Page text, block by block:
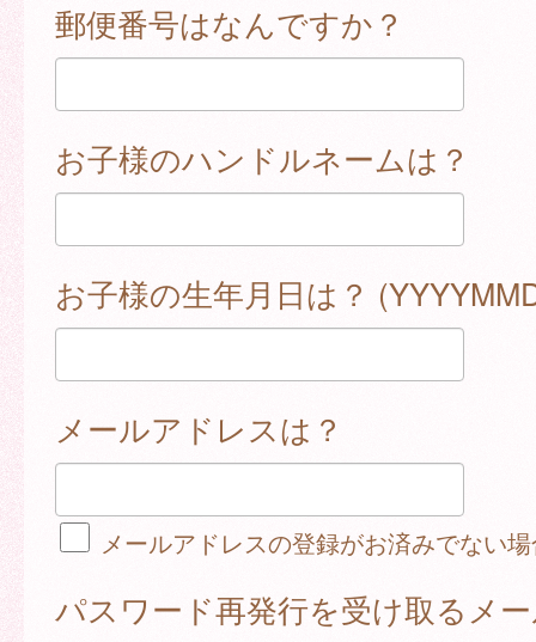
郵便番号はなんですか？
お子様のハンドルネームは？
お子様の生年月日は？
メールアドレスは？
メールアドレスの登録がお済みでない
パスワード再発行を受け取るメ